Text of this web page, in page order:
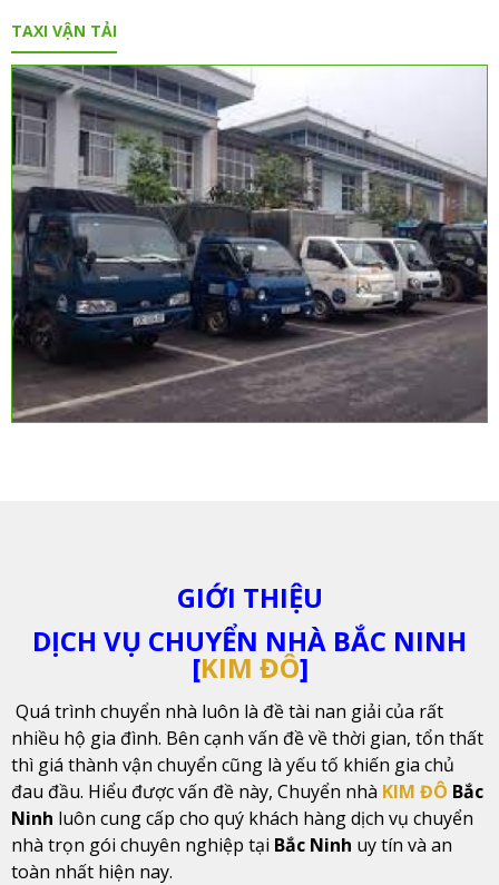
TAXI VẬN TẢI
GIỚI THIỆU
DỊCH VỤ CHUYỂN NHÀ BẮC NINH
[KIM ĐÔ]
Quá trình chuyển nhà luôn là đề tài nan giải của rất
nhiều hộ gia đình. Bên cạnh vấn đề về thời gian, tổn thất
thì giá thành vận chuyển cũng là yếu tố khiến gia chủ
đau đầu. Hiểu được vấn đề này, Chuyển nhà KIM ĐÔ Bắc
Ninh luôn cung cấp cho quý khách hàng dịch vụ chuyển
nhà trọn gói chuyên nghiệp tại Bắc Ninh uy tín và an
toàn nhất hiện nay.